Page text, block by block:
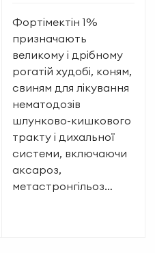
Фортімектін 1%
призначають
великому і дрібному
рогатій худобі, коням,
свиням для лікування
нематодозів
шлунково-кишкового
тракту і дихальної
системи, включаючи
аксароз,
метастронгільоз…